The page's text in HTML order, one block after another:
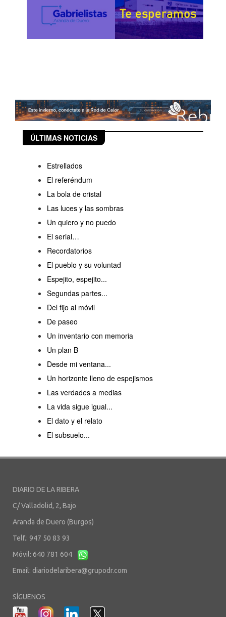
ÚLTIMAS NOTICIAS
Estrellados
El referéndum
La bola de cristal
Las luces y las sombras
Un quiero y no puedo
El serial…
Recordatorios
El pueblo y su voluntad
Espejito, espejito...
Segundas partes...
Del fijo al móvil
De paseo
Un inventario con memoria
Un plan B
Desde mi ventana...
Un horizonte lleno de espejismos
Las verdades a medias
La vida sigue igual...
El dato y el relato
El subsuelo...
DIARIO DE LA RIBERA
C/ Valladolid, 2, Bajo
Aranda de Duero (Burgos)
Telf.: 947 50 83 93
Móvil: 640 781 604
Email: diariodelaribera@grupodr.com
SÍGUENOS